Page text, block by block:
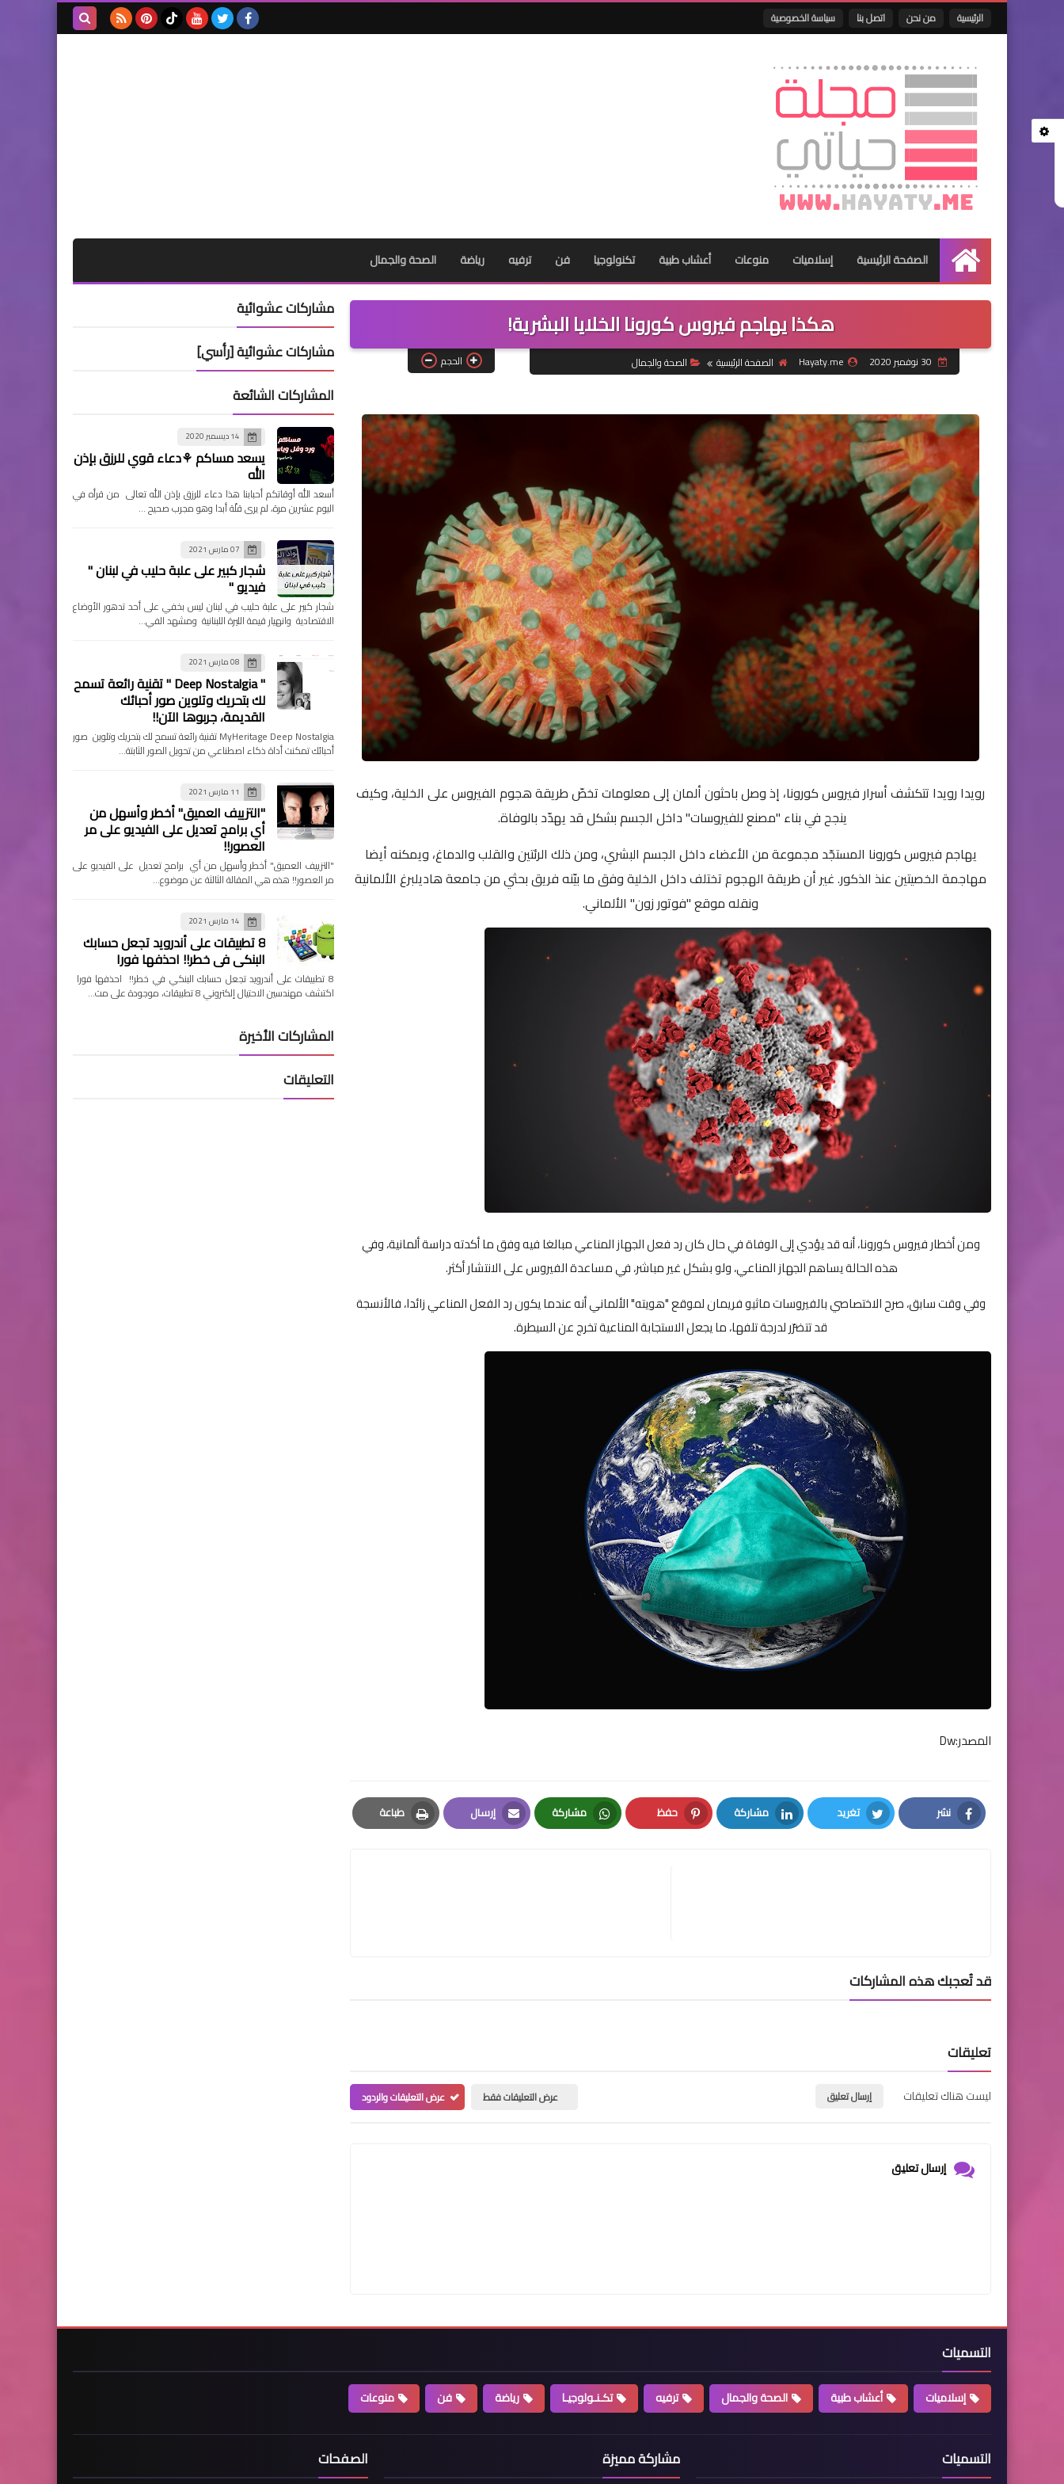
الرئيسية من نحن اتصل بنا سياسة الخصوصية
الرئيسية
الصفحة الرئيسية إسلاميات منوعات أعشاب طبية تكنولوجيا فن ترفيه رياضة الصحة والجمال
هكذا يهاجم فيروس كورونا الخلايا البشرية!
Hayaty.me الصفحة الرئيسية الصحة والجمال الحجم
رويدا رويدا تتكشف أسرار فيروس كورونا، إذ وصل باحثون ألمان إلى معلومات تخصّ طريقة هجوم الفيروس على الخلية، وكيف
ينجح في بناء "مصنع للفيروسات" داخل الجسم بشكل قد يهدّد بالوفاة.
يهاجم فيروس كورونا المستجّد مجموعة من الأعضاء داخل الجسم البشري، ومن ذلك الرئتين والقلب والدماغ، ويمكنه أيضا
مهاجمة الخصيتين عنذ الذكور. غير أن طريقة الهجوم تختلف داخل الخلية وفق ما بيّنه فريق بحثي من جامعة هاديلبرغ الألمانية
ونقله موقع "فوتور زون" الألماني.
ومن أخطار فيروس كورونا، أنه قد يؤدي إلى الوفاة في حال كان رد فعل الجهاز المناعي مبالغا فيه وفق ما أكدته دراسة ألمانية، وفي
هذه الحالة يساهم الجهاز المناعي، ولو بشكل غير مباشر، في مساعدة الفيروس على الانتشار أكثر.
وفي وقت سابق، صرح الاختصاصي بالفيروسات ماثيو فريمان لموقع "هويته" الألماني أنه عندما يكون رد الفعل المناعي زائدا، فالأنسجة
قد تتضرّر لدرجة تلفها، ما يجعل الاستجابة المناعية تخرج عن السيطرة.
المصدر:Dw
نشر
Facebook
تغريد
Twitter
مشاركة
LinkedIn
حفظ
Pinterest
مشاركة
Whatsapp
إرسال
Email
طباعة
Print
قد تُعجبك هذه المشاركات
تعليقات
ليست هناك تعليقات إرسال تعليق عرض التعليقات فقط عرض التعليقات والردود
إرسال تعليق
مشاركات عشوائية
مشاركات عشوائية [رأسي]
المشاركات الشائعة
14 ديسمبر 2020
يسعد مساكم ⚘دعاء قوي للرزق بإذن
الله
أسعد الله أوقاتكم أحبابنا هذا دعاء للرزق بإذن الله تعالى من قرأه في
اليوم عشرين مرة، لم يرى قلّة أبدا وهو مجرب صحيح …
07 مارس 2021
شجار كبير على علبة حليب في لبنان "
فيديو "
شجار كبير على علبة حليب في لبنان ليس بخفي على أحد تدهور الأوضاع
الاقتصادية وانهيار قيمة الليرة اللبنانية ومشهد الفي…
08 مارس 2021
" Deep Nostalgia " تقنية رائعة تسمح
لك بتحريك وتلوين صور أحبائك
القديمة، جربوها الآن!!
MyHeritage Deep Nostalgia تقنية رائعة تسمح لك بتحريك وتلوين صور
أحبائك تمكنت أداة ذكاء اصطناعي من تحويل الصور الثابتة…
11 مارس 2021
"التزييف العميق" أخطر وأسهل من
أي برامج تعديل على الفيديو على مر
العصور!!
"التزييف العميق" أخطر وأسهل من أي برامج تعديل على الفيديو على
مر العصور!! هذه هي المقالة الثالثة عن موضوع…
14 مارس 2021
8 تطبيقات على أندرويد تجعل حسابك
البنكي في خطر!! احذفها فورا
8 تطبيقات على أندرويد تجعل حسابك البنكي في خطر!! احذفها فورا
اكتشف مهندسين الاحتيال إلكتروني 8 تطبيقات، موجودة على مت…
المشاركات الأخيرة
التعليقات
التسميات
إسلاميات أعشاب طبية الصحة والجمال ترفيه تكـنـولوجيـا رياضة فن منوعات
التسميات مشاركة مميزة الصفحات